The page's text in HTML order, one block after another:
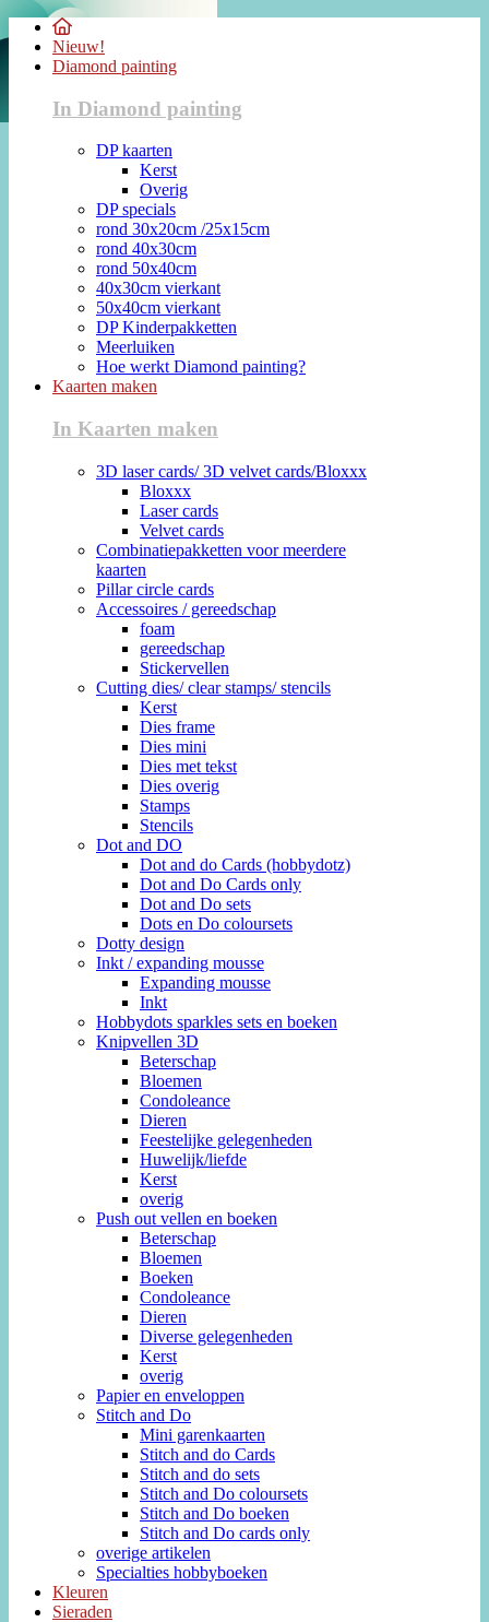
Nieuw!
Diamond painting
In Diamond painting
DP kaarten
Kerst
Overig
DP specials
rond 30x20cm /25x15cm
rond 40x30cm
rond 50x40cm
40x30cm vierkant
50x40cm vierkant
DP Kinderpakketten
Meerluiken
Hoe werkt Diamond painting?
Kaarten maken
In Kaarten maken
3D laser cards/ 3D velvet cards/Bloxxx
Bloxxx
Laser cards
Velvet cards
Combinatiepakketten voor meerdere
kaarten
Pillar circle cards
Accessoires / gereedschap
foam
gereedschap
Stickervellen
Cutting dies/ clear stamps/ stencils
Kerst
Dies frame
Dies mini
Dies met tekst
Dies overig
Stamps
Stencils
Dot and DO
Dot and do Cards (hobbydotz)
Dot and Do Cards only
Dot and Do sets
Dots en Do coloursets
Dotty design
Inkt / expanding mousse
Expanding mousse
Inkt
Hobbydots sparkles sets en boeken
Knipvellen 3D
Beterschap
Bloemen
Condoleance
Dieren
Feestelijke gelegenheden
Huwelijk/liefde
Kerst
overig
Push out vellen en boeken
Beterschap
Bloemen
Boeken
Condoleance
Dieren
Diverse gelegenheden
Kerst
overig
Papier en enveloppen
Stitch and Do
Mini garenkaarten
Stitch and do Cards
Stitch and do sets
Stitch and Do coloursets
Stitch and Do boeken
Stitch and Do cards only
overige artikelen
Specialties hobbyboeken
Kleuren
Sieraden